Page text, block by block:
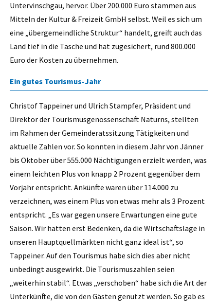
Untervinschgau, hervor. Über 200.000 Euro stammen aus
Mitteln der Kultur & Freizeit GmbH selbst. Weil es sich um
eine „übergemeindliche Struktur“ handelt, greift auch das
Land tief in die Tasche und hat zugesichert, rund 800.000
Euro der Kosten zu übernehmen.
Ein gutes Tourismus-Jahr
Christof Tappeiner und Ulrich Stampfer, Präsident und
Direktor der Tourismusgenossenschaft Naturns, stellten
im Rahmen der Gemeinderatssitzung Tätigkeiten und
aktuelle Zahlen vor. So konnten in diesem Jahr von Jänner
bis Oktober über 555.000 Nächtigungen erzielt werden, was
einem leichten Plus von knapp 2 Prozent gegenüber dem
Vorjahr entspricht. Ankünfte waren über 114.000 zu
verzeichnen, was einem Plus von etwas mehr als 3 Prozent
entspricht. „Es war gegen unsere Erwartungen eine gute
Saison. Wir hatten erst Bedenken, da die Wirtschaftslage in
unseren Hauptquellmärkten nicht ganz ideal ist“, so
Tappeiner. Auf den Tourismus habe sich dies aber nicht
unbedingt ausgewirkt. Die Tourismuszahlen seien
„weiterhin stabil“. Etwas „verschoben“ habe sich die Art der
Unterkünfte, die von den Gästen genutzt werden. So gab es